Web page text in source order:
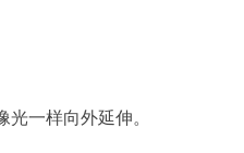
一样向外延伸。